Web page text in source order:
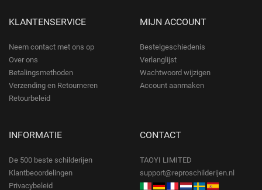
KLANTENSERVICE
Neem contact met ons op
Over ons
Betalingsmethoden
Verzending en Retourneren
Retourbeleid
MIJN ACCOUNT
Bestelgeschiedenis
Verlanglijst
Wachtwoord wijzigen
Account aanmaken
INFORMATIE
De 500 beste schilderijen
Klantbeoordelingen
Privacybeleid
CONTACT
TAOYI LIMITED
support@reproschilderijen.nl